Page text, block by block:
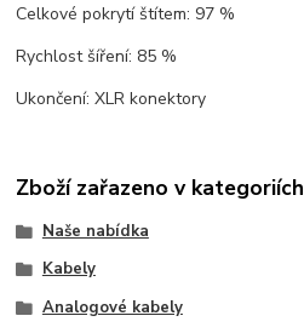
Celkové pokrytí štítem: 97 %
Rychlost šíření: 85 %
Ukončení: XLR konektory
Zboží zařazeno v kategoriích
Naše nabídka
Kabely
Analogové kabely